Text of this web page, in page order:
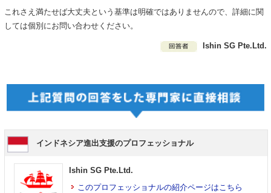
これさえ満たせば大丈夫という基準は明確ではありませんので、詳細に関
しては個別にお問い合わせください。
Ishin SG Pte.Ltd.
インドネシア進出支援のプロフェッショナル
Ishin SG Pte.Ltd.
このプロフェッショナルの紹介ページはこちら